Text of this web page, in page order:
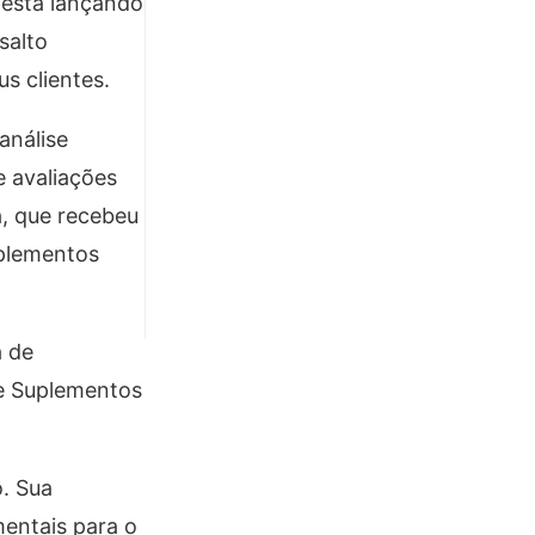
clientes.
avaliações
que recebeu
de
Suplementos
Sua
para o